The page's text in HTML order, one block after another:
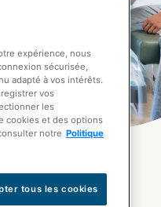
expérience, nous
sécurisée,
adapté à vos intérêts.
vos
les
cookies et des options
notre Politique
tous les cookies